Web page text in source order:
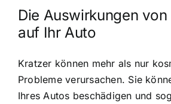
Die Auswirkungen
auf Ihr Auto
Kratzer können mehr als nur
Probleme verursachen. Sie
Ihres Autos beschädigen und